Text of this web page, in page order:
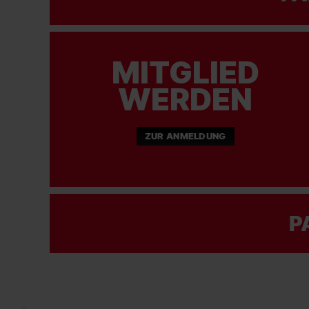
MITGLIED
WERDEN
ZUR ANMELDUNG